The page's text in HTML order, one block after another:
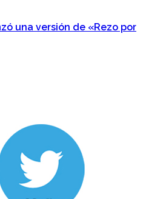
una versión de «Rezo por